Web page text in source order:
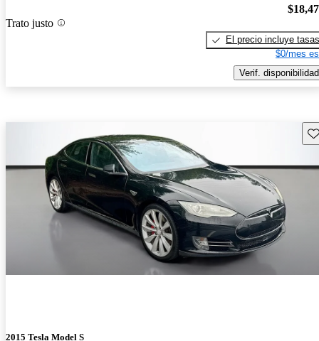
Trato justo
El precio incluye tasas
$0/mes
Verif. disponibilidad
2015 Tesla Model S